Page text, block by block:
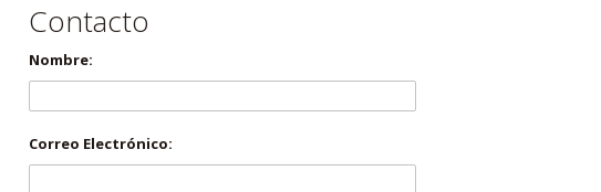
Contacto
Nombre:
Correo Electrónico: